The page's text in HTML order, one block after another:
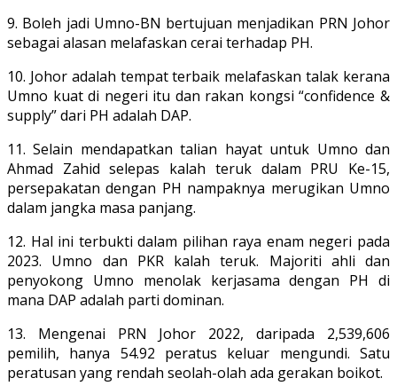
9. Boleh jadi Umno-BN bertujuan menjadikan PRN Johor
sebagai alasan melafaskan cerai terhadap PH.
10. Johor adalah tempat terbaik melafaskan talak kerana
Umno kuat di negeri itu dan rakan kongsi “confidence &
supply” dari PH adalah DAP.
11. Selain mendapatkan talian hayat untuk Umno dan
Ahmad Zahid selepas kalah teruk dalam PRU Ke-15,
persepakatan dengan PH nampaknya merugikan Umno
dalam jangka masa panjang.
12. Hal ini terbukti dalam pilihan raya enam negeri pada
2023. Umno dan PKR kalah teruk. Majoriti ahli dan
penyokong Umno menolak kerjasama dengan PH di
mana DAP adalah parti dominan.
13. Mengenai PRN Johor 2022, daripada 2,539,606
pemilih, hanya 54.92 peratus keluar mengundi. Satu
peratusan yang rendah seolah-olah ada gerakan boikot.